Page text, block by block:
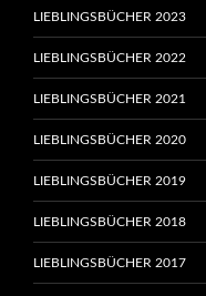
LIEBLINGSBÜCHER 2023
LIEBLINGSBÜCHER 2022
LIEBLINGSBÜCHER 2021
LIEBLINGSBÜCHER 2020
LIEBLINGSBÜCHER 2019
LIEBLINGSBÜCHER 2018
LIEBLINGSBÜCHER 2017